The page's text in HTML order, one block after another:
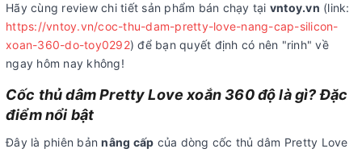
Hãy cùng review chi tiết sản phẩm bán chạy tại vntoy.vn (link:
https://vntoy.vn/coc-thu-dam-pretty-love-nang-cap-silicon-
xoan-360-do-toy0292) để bạn quyết định có nên "rinh" về
ngay hôm nay không!
Cốc thủ dâm Pretty Love xoắn 360 độ là gì? Đặc
điểm nổi bật
Đây là phiên bảnnâng cấp của dòng cốc thủ dâm Pretty Love